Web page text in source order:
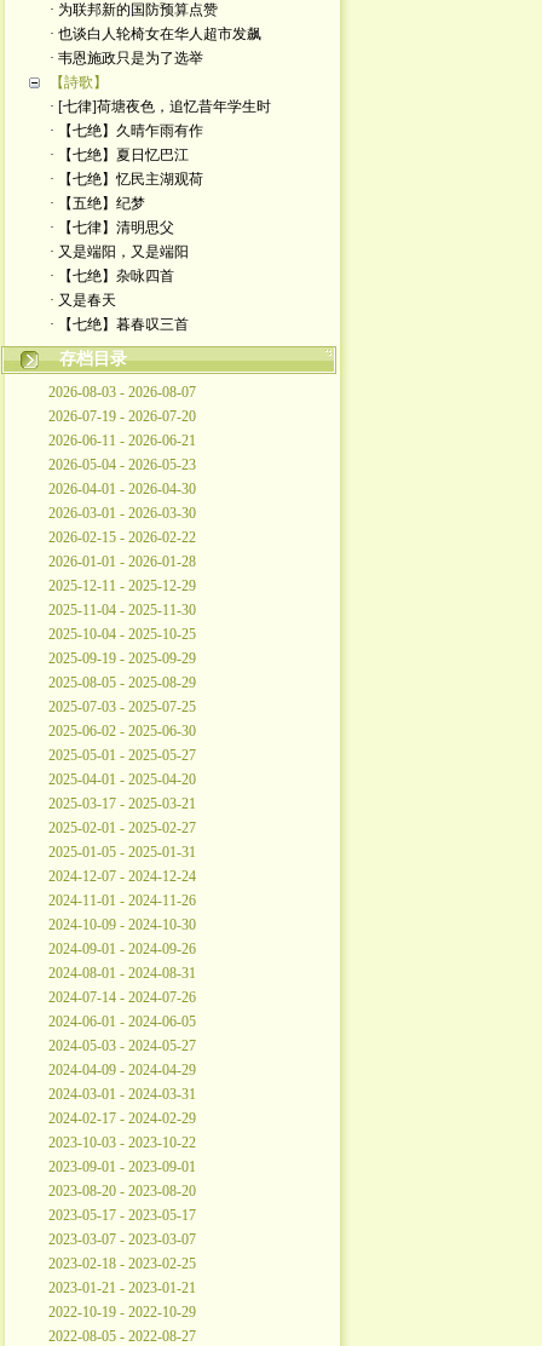
· 为联邦新的国防预算点赞
· 也谈白人轮椅女在华人超市发飙
· 韦恩施政只是为了选举
【詩歌】
· [七律]荷塘夜色，追忆昔年学生时
· 【七绝】久晴乍雨有作
· 【七绝】夏日忆巴江
· 【七绝】忆民主湖观荷
· 【五绝】纪梦
· ​【七律】清明思父
· 又是端阳，又是端阳
· 【七绝】杂咏四首
· 又是春天
· ​【七绝】暮春叹三首
存档目录
2026-08-03 - 2026-08-07
2026-07-19 - 2026-07-20
2026-06-11 - 2026-06-21
2026-05-04 - 2026-05-23
2026-04-01 - 2026-04-30
2026-03-01 - 2026-03-30
2026-02-15 - 2026-02-22
2026-01-01 - 2026-01-28
2025-12-11 - 2025-12-29
2025-11-04 - 2025-11-30
2025-10-04 - 2025-10-25
2025-09-19 - 2025-09-29
2025-08-05 - 2025-08-29
2025-07-03 - 2025-07-25
2025-06-02 - 2025-06-30
2025-05-01 - 2025-05-27
2025-04-01 - 2025-04-20
2025-03-17 - 2025-03-21
2025-02-01 - 2025-02-27
2025-01-05 - 2025-01-31
2024-12-07 - 2024-12-24
2024-11-01 - 2024-11-26
2024-10-09 - 2024-10-30
2024-09-01 - 2024-09-26
2024-08-01 - 2024-08-31
2024-07-14 - 2024-07-26
2024-06-01 - 2024-06-05
2024-05-03 - 2024-05-27
2024-04-09 - 2024-04-29
2024-03-01 - 2024-03-31
2024-02-17 - 2024-02-29
2023-10-03 - 2023-10-22
2023-09-01 - 2023-09-01
2023-08-20 - 2023-08-20
2023-05-17 - 2023-05-17
2023-03-07 - 2023-03-07
2023-02-18 - 2023-02-25
2023-01-21 - 2023-01-21
2022-10-19 - 2022-10-29
2022-08-05 - 2022-08-27